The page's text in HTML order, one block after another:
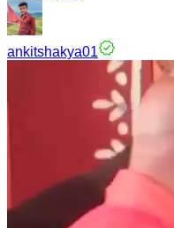
ankitshakya01